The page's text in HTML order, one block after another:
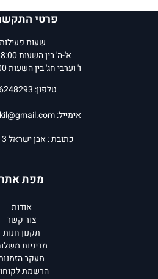
פרטי
שעות
א'-ה' בין השעות 10:00-18:00
ו' וערבי חג' בין השעות 10:00-14:00
טלפון: 02-6248293
אימייל:
כתובת : אבן ישראל 3 ירושלים.
מפת אתר
אודות
צור קשר
תקנון חנות
מדיניות
מעקב
הרשמת